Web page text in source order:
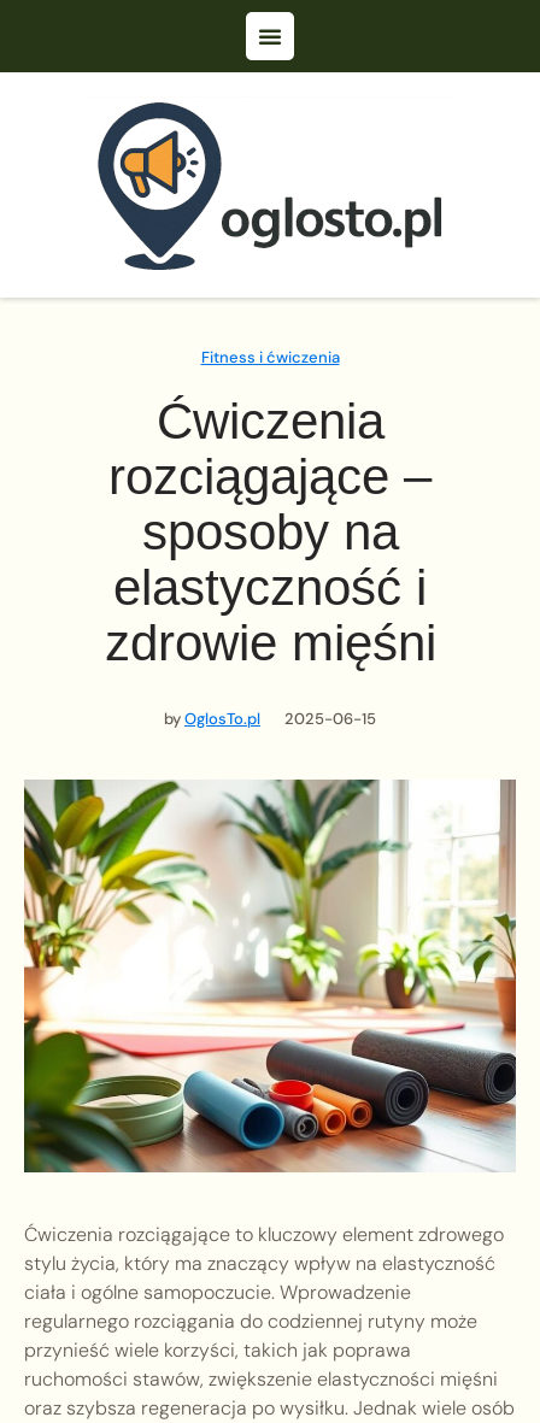
Fitness i ćwiczenia
Ćwiczenia
rozciągające –
sposoby na
elastyczność i
zdrowie mięśni
byOglosTo.pl 2025-06-15
Ćwiczenia rozciągające to kluczowy element zdrowego
stylu życia, który ma znaczący wpływ na elastyczność
ciała i ogólne samopoczucie. Wprowadzenie
regularnego rozciągania do codziennej rutyny może
przynieść wiele korzyści, takich jak poprawa
ruchomości stawów, zwiększenie elastyczności mięśni
oraz szybsza regeneracja po wysiłku. Jednak wiele osób